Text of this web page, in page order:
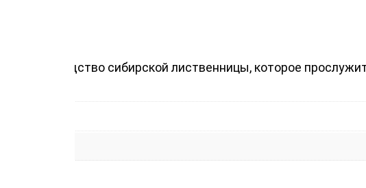
и благородство сибирской лиственницы, которое